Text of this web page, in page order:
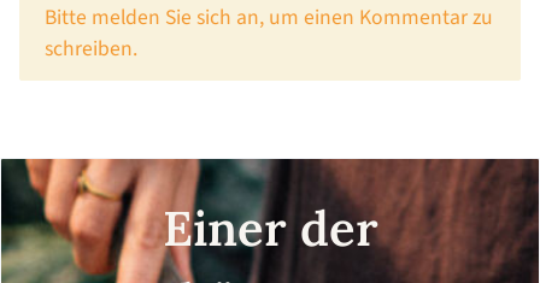
x
Bitte melden Sie sich an, um einen Kommentar zu
schreiben.
Einer der